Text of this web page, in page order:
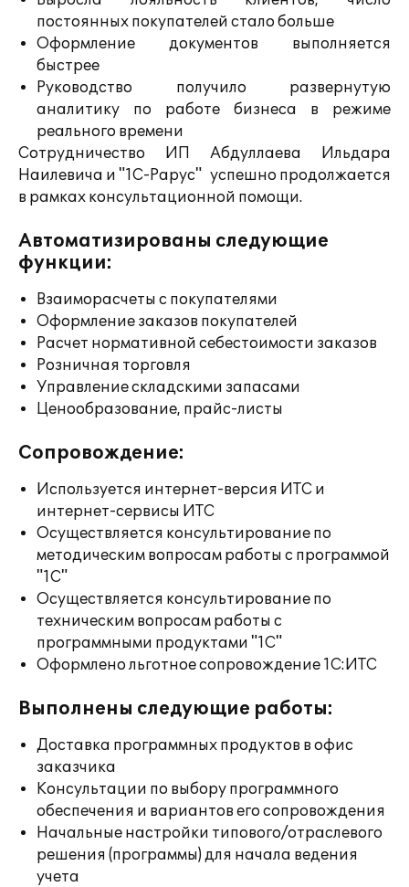
постоянных покупателей стало больше
Оформление документов выполняется
быстрее
Руководство получило развернутую
аналитику по работе бизнеса в режиме
реального времени
Сотрудничество ИП Абдуллаева Ильдара
Наилевича и "1С-Рарус" успешно продолжается
в рамках консультационной помощи.
Автоматизированы следующие
функции:
Взаиморасчеты с покупателями
Оформление заказов покупателей
Расчет нормативной себестоимости заказов
Розничная торговля
Управление складскими запасами
Ценообразование, прайс-листы
Сопровождение:
Используется интернет-версия ИТС и
интернет-сервисы ИТС
Осуществляется консультирование по
методическим вопросам работы с программой
"1С"
Осуществляется консультирование по
техническим вопросам работы с
программными продуктами "1С"
Оформлено льготное сопровождение 1С:ИТС
Выполнены следующие работы:
Доставка программных продуктов в офис
заказчика
Консультации по выбору программного
обеспечения и вариантов его сопровождения
Начальные настройки типового/отраслевого
решения (программы) для начала ведения
учета